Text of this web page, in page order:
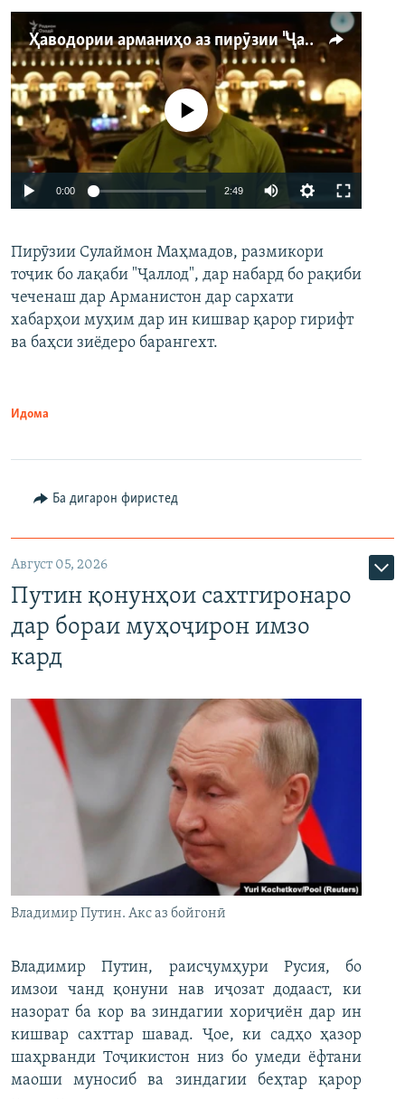
Ҳаводории арманиҳо аз пирӯзии "Ҷаллод"-и тоҷик
Auto 240p 360p 480p
720p 1080p
Феълан кор намекунад
0:00 2:49
360p
480p
Пирӯзии Сулаймон Маҳмадов, размикори
тоҷик бо лақаби "Ҷаллод", дар набард бо рақиби
чеченаш дар Арманистон дар сархати
хабарҳои муҳим дар ин кишвар қарор гирифт
ва баҳси зиёдеро барангехт.
Идома
Ба дигарон фиристед
Август 05, 2026
Путин қонунҳои сахтгиронаро
дар бораи муҳоҷирон имзо
кард
Владимир Путин. Акс аз бойгонӣ
Владимир Путин, раисҷумҳури Русия, бо
имзои чанд қонуни нав иҷозат додааст, ки
назорат ба кор ва зиндагии хориҷиён дар ин
кишвар сахттар шавад. Ҷое, ки садҳо ҳазор
шаҳрванди Тоҷикистон низ бо умеди ёфтани
маоши муносиб ва зиндагии беҳтар қарор